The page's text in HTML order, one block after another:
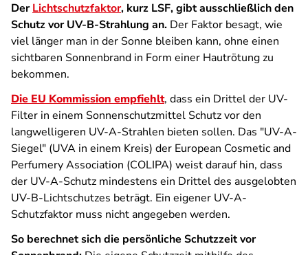
DerLichtschutzfaktor, kurz LSF, gibt ausschließlich den
Schutz vor UV-B-Strahlung an. Der Faktor besagt, wie
viel länger man in der Sonne bleiben kann, ohne einen
sichtbaren Sonnenbrand in Form einer Hautrötung zu
bekommen.
Die EU Kommission empfiehlt, dass ein Drittel der UV-
Filter in einem Sonnenschutzmittel Schutz vor den
langwelligeren UV-A-Strahlen bieten sollen. Das "UV-A-
Siegel" (UVA in einem Kreis) der European Cosmetic and
Perfumery Association (COLIPA) weist darauf hin, dass
der UV-A-Schutz mindestens ein Drittel des ausgelobten
UV-B-Lichtschutzes beträgt. Ein eigener UV-A-
Schutzfaktor muss nicht angegeben werden.
So berechnet sich die persönliche Schutzzeit vor